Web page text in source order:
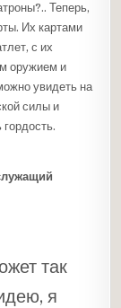
Теперь,
Их картами
с их
оружием и
увидеть на
силы и
так
я